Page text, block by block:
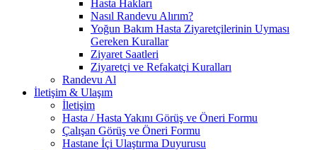
Hasta Hakları
Nasıl Randevu Alırım?
Yoğun Bakım Hasta Ziyaretçilerinin Uyması
Gereken Kurallar
Ziyaret Saatleri
Ziyaretçi ve Refakatçi Kuralları
Randevu Al
İletişim & Ulaşım
İletişim
Hasta / Hasta Yakını Görüş ve Öneri Formu
Çalışan Görüş ve Öneri Formu
Hastane İçi Ulaştırma Duyurusu